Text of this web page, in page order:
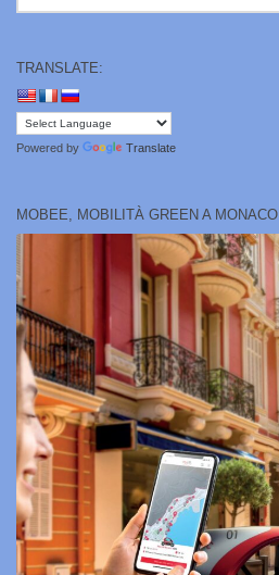
TRANSLATE:
Powered by Translate
MOBEE, MOBILITÀ GREEN A MONACO